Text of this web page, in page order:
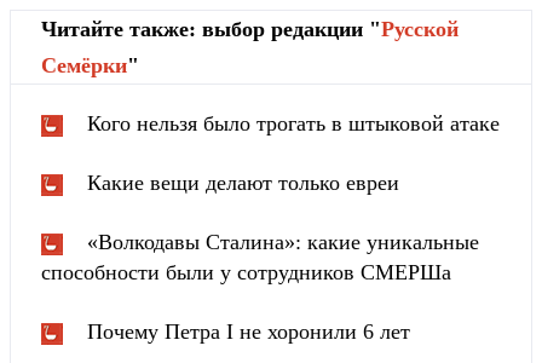
Читайте также: выбор редакции "Русской
Cемёрки"
Кого нельзя было трогать в штыковой атаке
Какие вещи делают только евреи
«Волкодавы Сталина»: какие уникальные
способности были у сотрудников СМЕРШа
Почему Петра I не хоронили 6 лет